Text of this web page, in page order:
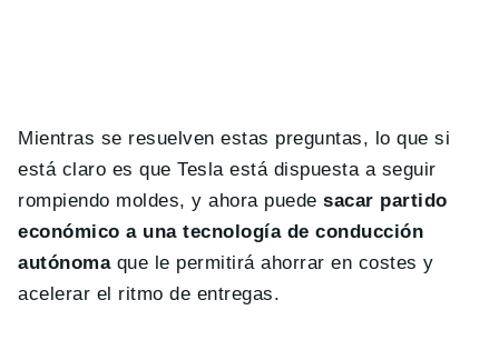
Mientras se resuelven estas preguntas, lo que si
está claro es que Tesla está dispuesta a seguir
rompiendo moldes, y ahora puede sacar partido
económico a una tecnología de conducción
autónomaque le permitirá ahorrar en costes y
acelerar el ritmo de entregas.